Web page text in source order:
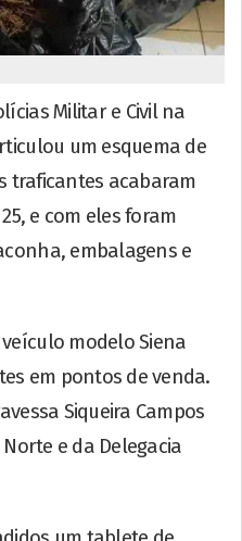
Militar e Civil na
um esquema de
traficantes acabaram
e com eles foram
embalagens e
modelo Siena
em pontos de venda.
Siqueira Campos
e da Delegacia